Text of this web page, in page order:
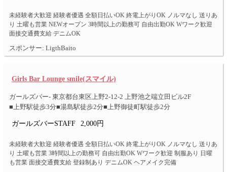
未経験者大歓迎 経験者優遇 全額日払いOK 終電上がりOK ノルマなし 送りあ
り 土曜も営業 NEWオープン 3時間以上の勤務可 自由出勤OK Wワーク歓迎
面接交通費支給 デニムOK
スポンサー: LigthBaito
Girls Bar Lounge smile(スマイル)
ガールズバー- 東京都台東区上野2-12-2 上野池之端立田ビル2F
■上野駅徒歩3分■湯島駅徒歩2分■上野御徒町駅徒歩2分
ガールズバーSTAFF 2,000円
未経験者大歓迎 経験者優遇 全額日払いOK 終電上がりOK ノルマなし 送りあ
り 土曜も営業 3時間以上の勤務可 自由出勤OK Wワーク歓迎 制服あり 日曜
も営業 面接交通費支給 登録制あり デニムOK ヘアメイク完備